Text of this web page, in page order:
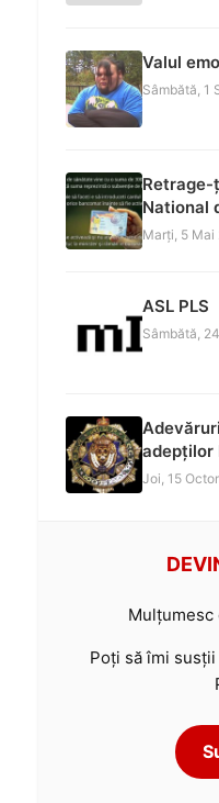
Valul
Sâmbătă, 1
Retrage-
National
Marți, 5 Mai
ASL PLS
Sâmbătă,
adepților
Joi, 15
Mulțumesc
Poți să îmi